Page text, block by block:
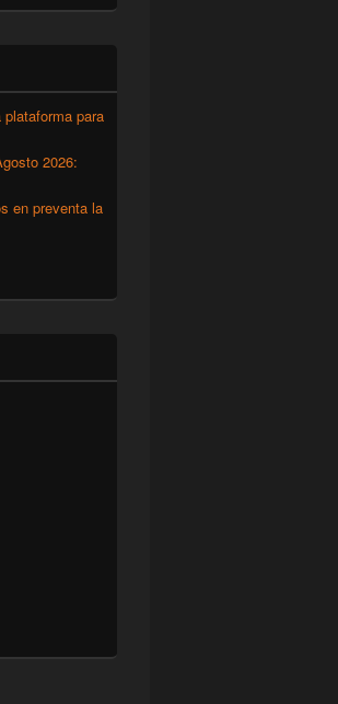
para
2026:
en preventa la